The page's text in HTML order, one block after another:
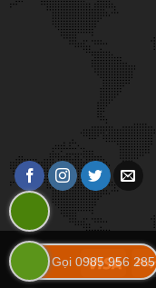
Gọi 0985 956 285